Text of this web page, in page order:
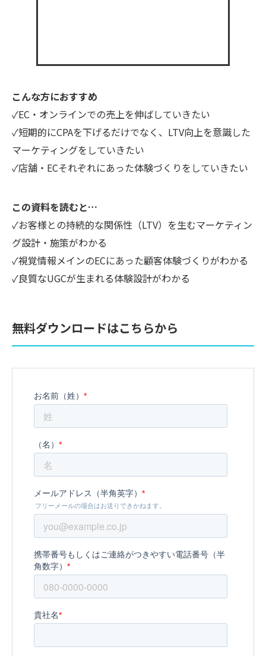
こんな方におすすめ
✓EC・オンラインでの売上を伸ばしていきたい
✓短期的にCPAを下げるだけでなく、LTV向上を意識した
マーケティングをしていきたい
✓店舗・ECそれぞれにあった体験づくりをしていきたい
この資料を読むと…
✓お客様との持続的な関係性（LTV）を生むマーケティン
グ設計・施策がわかる
✓視覚情報メインのECにあった顧客体験づくりがわかる
✓良質なUGCが生まれる体験設計がわかる
無料ダウンロードはこちらから